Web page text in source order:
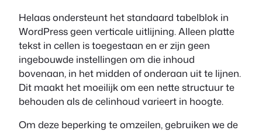
Helaas ondersteunt het standaard tabelblok in
WordPress geen verticale uitlijning. Alleen platte
tekst in cellen is toegestaan en er zijn geen
ingebouwde instellingen om die inhoud
bovenaan, in het midden of onderaan uit te lijnen.
Dit maakt het moeilijk om een nette structuur te
behouden als de celinhoud varieert in hoogte.
Om deze beperking te omzeilen, gebruiken we de